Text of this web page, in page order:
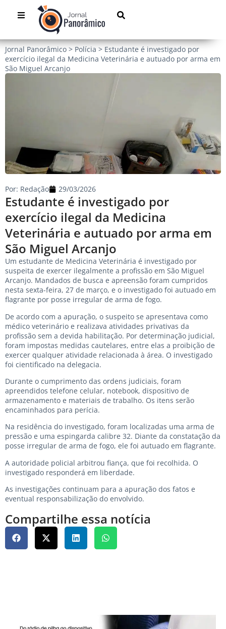
Jornal Panorâmico > Polícia > Estudante é investigado por
exercício ilegal da Medicina Veterinária e autuado por arma em
São Miguel Arcanjo
Estudante é investigado por
exercício ilegal da Medicina
Veterinária e autuado por arma em
São Miguel Arcanjo
Por: Redação 29/03/2026
Um estudante de Medicina Veterinária é investigado por
suspeita de exercer ilegalmente a profissão em São Miguel
Arcanjo. Mandados de busca e apreensão foram cumpridos
nesta sexta-feira, 27 de março, e o investigado foi autuado em
flagrante por posse irregular de arma de fogo.
De acordo com a apuração, o suspeito se apresentava como
médico veterinário e realizava atividades privativas da
profissão sem a devida habilitação. Por determinação judicial,
foram impostas medidas cautelares, entre elas a proibição de
exercer qualquer atividade relacionada à área. O investigado
foi cientificado na delegacia.
Durante o cumprimento das ordens judiciais, foram
apreendidos telefone celular, notebook, dispositivo de
armazenamento e materiais de trabalho. Os itens serão
encaminhados para perícia.
Na residência do investigado, foram localizadas uma arma de
pressão e uma espingarda calibre 32. Diante da constatação da
posse irregular de arma de fogo, ele foi autuado em flagrante.
A autoridade policial arbitrou fiança, que foi recolhida. O
investigado responderá em liberdade.
As investigações continuam para a apuração dos fatos e
eventual responsabilização do envolvido.
Compartilhe essa notícia